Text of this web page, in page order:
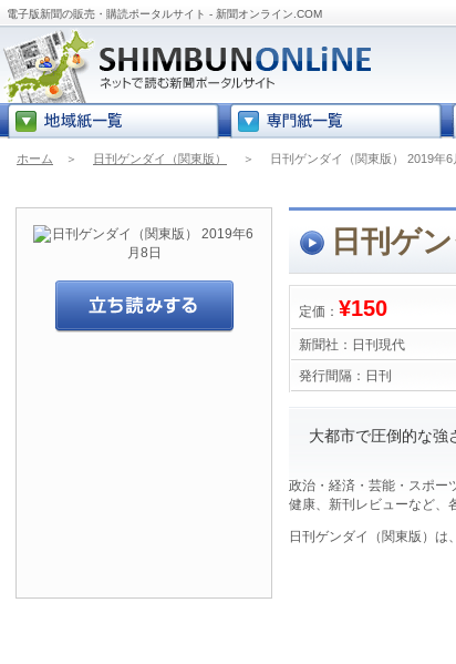
電子版新聞の販売・購読ポータルサイト - 新聞オンライン.COM
ホーム ＞ 日刊ゲンダイ（関東版） ＞ 日刊ゲンダイ（関東版） 2019年6
日刊ゲ
定価： ¥150
新聞社： 日刊現代
発行間隔： 日刊
大都市で圧倒的な強
政治・経済・芸能・スポー
健康、新刊レビューなど、
日刊ゲンダイ（関東版）は